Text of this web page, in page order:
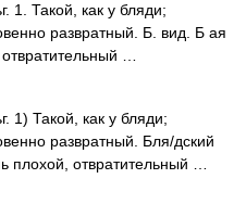
1. Такой, как у бляди;
развратный. Б. вид. Б ая
…
1) Такой, как у бляди;
развратный. Бля/дский
плохой, отвратительный …